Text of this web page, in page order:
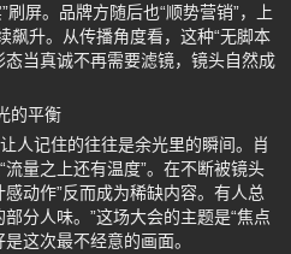
刷屏。品牌方随后也“顺势营销”，上
飙升。从传播角度看，这种“无脚本
当真诚不再需要滤镜，镜头自然成
的平衡
人记住的往往是余光里的瞬间。肖
量之上还有温度”。在不断被镜头
动作”反而成为稀缺内容。有人总
分人味。”这场大会的主题是“焦点
这次最不经意的画面。